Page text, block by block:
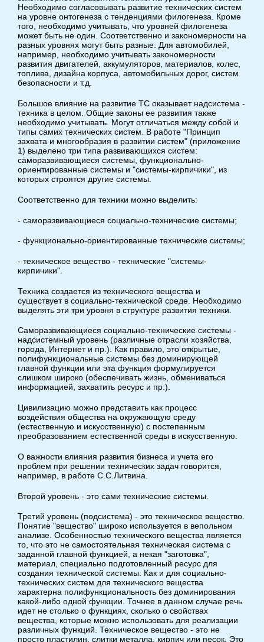
Необходимо согласовывать развитие технических систем
на уровне онтогенеза с тенденциями филогенеза. Кроме
того, необходимо учитывать, что уровней филогенеза
может быть не один. Соответственно и закономерности на
разных уровнях могут быть разные. Для автомобилей,
например, необходимо учитывать закономерности
развития двигателей, аккумуляторов, материалов, колес,
топлива, дизайна корпуса, автомобильных дорог, систем
безопасности и т.д.
Большое влияние на развитие ТС оказывает надсистема -
техника в целом. Общие законы ее развития также
необходимо учитывать. Могут отличаться между собой и
типы самих технических систем. В работе "Принцип
захвата и многообразия в развитии систем" (приложение
1) выделено три типа развивающихся систем:
саморазвивающиеся системы, функционально-
ориентированные системы и "системы-кирпичики", из
которых строятся другие системы.
Соответственно для техники можно выделить:
- саморазвивающиеся социально-технические системы;
- функционально-ориентированные технические системы;
- техническое вещество - технические "системы-
кирпичики".
Техника создается из технического вещества и
существует в социально-технической среде. Необходимо
выделять эти три уровня в структуре развития техники.
Саморазвивающиеся социально-технические системы -
надсистемный уровень (различные отрасли хозяйства,
города, Интернет и пр.). Как правило, это открытые,
полифункциональные системы без доминирующей
главной функции или эта функция формулируется
слишком широко (обеспечивать жизнь, обмениваться
информацией, захватить ресурс и пр.).
Цивилизацию можно представить как процесс
воздействия общества на окружающую среду
(естественную и искусственную) с постепенным
преобразованием естественной среды в искусственную.
О важности влияния развития бизнеса и учета его
проблем при решении технических задач говорится,
например, в работе С.С.Литвина.
Второй уровень - это сами технические системы.
Третий уровень (подсистема) - это техническое вещество.
Понятие "вещество" широко используется в вепольном
анализе. Особенностью технического вещества является
то, что это не самостоятельная техническая система с
заданной главной функцией, а некая "заготовка",
материал, специально подготовленный ресурс для
создания технической системы. Как и для социально-
технических систем для технического вещества
характерна полифункциональность без доминирования
какой-либо одной функции. Точнее в данном случае речь
идет не столько о функциях, сколько о свойствах
вещества, которые можно использовать для реализации
различных функций. Техническое вещество - это не
просто пластилин, слитки металла, кирпич или песок. Это